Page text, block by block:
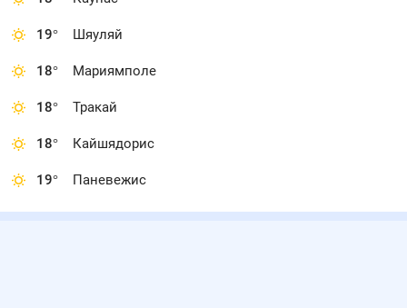
19° Шяуляй
18° Мариямполе
18° Тракай
18° Кайшядорис
19° Паневежис